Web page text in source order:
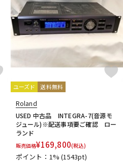
ユーズド 送料無料
Roland
USED 中古品 INTEGRA-7(音源モ
ジュール)※配送事項要ご確認 ロー
ランド
販売価格¥169,800(税込)
ポイント：1%(1543pt)